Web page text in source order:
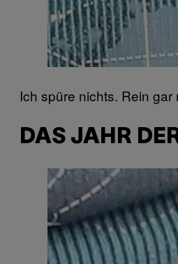
Ich spüre nichts. Rein gar
DAS JAHR